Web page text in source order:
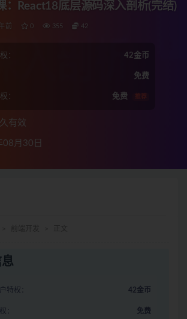
：React18底层源码深入剖析(完结)
前 0 355 42
： 42金币
免费
： 免费 推荐
有效
月30日
特权： 42金币
： 免费